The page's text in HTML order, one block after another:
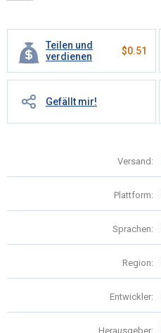
Teilen und
verdienen
$0.51
Gefällt mir!
Versand:
Plattform:
Sprachen:
Region:
Entwickler:
Herausgeber: